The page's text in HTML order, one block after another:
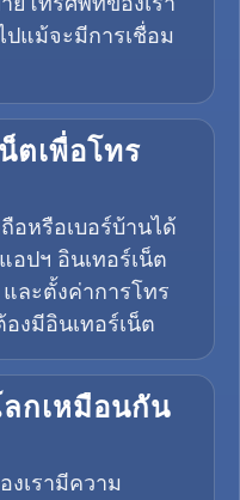
แม้จะมีการเชื่อม
ตเพื่อโทร
อหรือเบอร์บ้านได้
อปฯ อินเทอร์เน็ต
ละตั้งค่าการโทร
งมีอินเทอร์เน็ต
กเหมือนกัน
เรามีความ